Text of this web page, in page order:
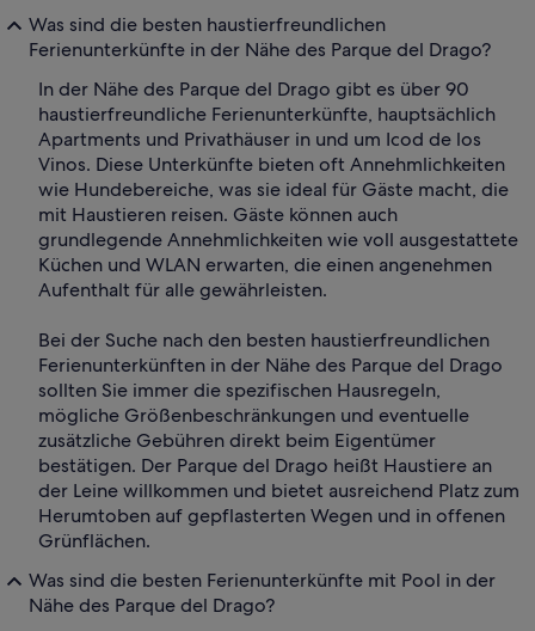
Was sind die besten haustierfreundlichen
Ferienunterkünfte in der Nähe des Parque del Drago?
In der Nähe des Parque del Drago gibt es über 90
haustierfreundliche Ferienunterkünfte, hauptsächlich
Apartments und Privathäuser in und um Icod de los
Vinos. Diese Unterkünfte bieten oft Annehmlichkeiten
wie Hundebereiche, was sie ideal für Gäste macht, die
mit Haustieren reisen. Gäste können auch
grundlegende Annehmlichkeiten wie voll ausgestattete
Küchen und WLAN erwarten, die einen angenehmen
Aufenthalt für alle gewährleisten.
Bei der Suche nach den besten haustierfreundlichen
Ferienunterkünften in der Nähe des Parque del Drago
sollten Sie immer die spezifischen Hausregeln,
mögliche Größenbeschränkungen und eventuelle
zusätzliche Gebühren direkt beim Eigentümer
bestätigen. Der Parque del Drago heißt Haustiere an
der Leine willkommen und bietet ausreichend Platz zum
Herumtoben auf gepflasterten Wegen und in offenen
Grünflächen.
Was sind die besten Ferienunterkünfte mit Pool in der
Nähe des Parque del Drago?